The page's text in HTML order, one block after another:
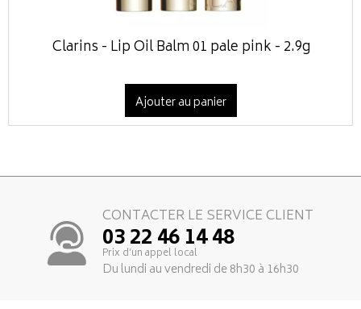
Clarins - Lip Oil Balm 01 pale pink - 2.9g
Ajouter au panier
CONTACTER LE SERVICE CLIENT
03 22 46 14 48
Prix d’un appel local
Du lundi au vendredi de 8h30 à 16h30